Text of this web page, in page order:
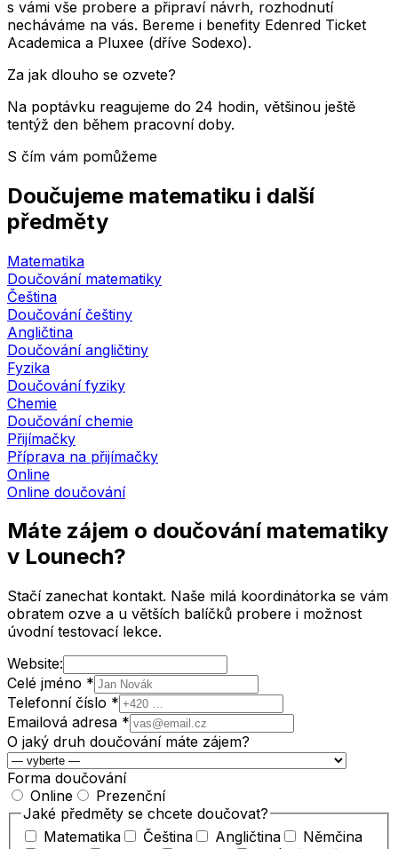
s vámi vše probere a připraví návrh, rozhodnutí
necháváme na vás. Bereme i benefity Edenred Ticket
Academica a Pluxee (dříve Sodexo).
Za jak dlouho se ozvete?
Na poptávku reagujeme do 24 hodin, většinou ještě
tentýž den během pracovní doby.
S čím vám pomůžeme
Doučujeme matematiku i další
předměty
Matematika
Doučování matematiky
Čeština
Doučování češtiny
Angličtina
Doučování angličtiny
Fyzika
Doučování fyziky
Chemie
Doučování chemie
Přijímačky
Příprava na přijímačky
Online
Online doučování
Máte zájem o doučování matematiky
v Lounech?
Stačí zanechat kontakt. Naše milá koordinátorka se vám
obratem ozve a u větších balíčků probere i možnost
úvodní testovací lekce.
Website:
Celé jméno *
Telefonní číslo *
Emailová adresa *
O jaký druh doučování máte zájem?
Forma doučování
Online
Prezenční
Jaké předměty se chcete doučovat?
Matematika
Čeština Angličtina
Němčina